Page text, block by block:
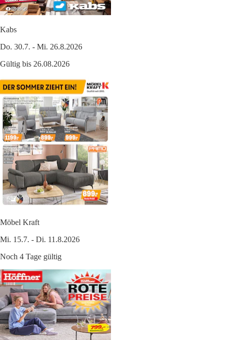
Kabs
Do. 30.7. - Mi. 26.8.2026
Gültig bis 26.08.2026
Möbel Kraft
Mi. 15.7. - Di. 11.8.2026
Noch 4 Tage gültig